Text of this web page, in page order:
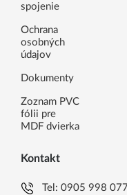
spojenie
Ochrana
osobných
údajov
Dokumenty
Zoznam PVC
fólii pre
MDF dvierka
Kontakt
Tel:0905 998 077